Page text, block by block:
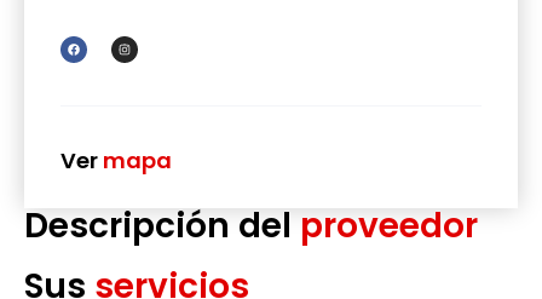
Ver mapa
Descripción delproveedor
Sus servicios